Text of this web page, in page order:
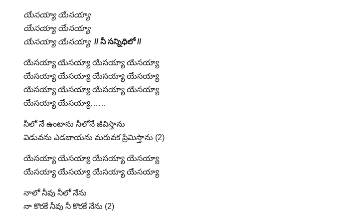
యేసయ్యా యేసయ్యా
యేసయ్యా యేసయ్యా
యేసయ్యా యేసయ్యా // నీ సన్నిధిలో //
యేసయ్యా యేసయ్యా యేసయ్యా యేసయ్యా
యేసయ్యా యేసయ్యా యేసయ్యా యేసయ్యా
యేసయ్యా యేసయ్యా యేసయ్యా యేసయ్యా
యేసయ్యా యేసయ్యా……
నీలో నే ఉంటాను నీలోనే జీవిస్తాను
విడువను ఎడబాయను మరువక ప్రేమిస్తాను (2)
యేసయ్యా యేసయ్యా యేసయ్యా యేసయ్యా
యేసయ్యా యేసయ్యా యేసయ్యా యేసయ్యా
నాలో నీవు నీలో నేను
నా కొరకే నీవు నీ కొరకే నేను (2)